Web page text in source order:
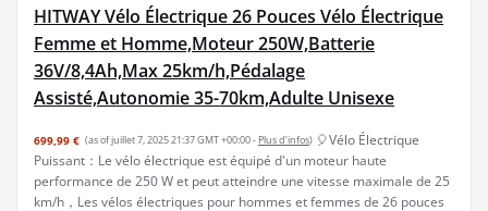
HITWAY Vélo Électrique 26 Pouces Vélo Électrique
Femme et Homme,Moteur 250W,Batterie
36V/8,4Ah,Max 25km/h,Pédalage
Assisté,Autonomie 35-70km,Adulte Unisexe
699,99 € (as of juillet 7, 2025 21:37 GMT +00:00 - Plus d’infos) 🎈Vélo Électrique
Puissant：Le vélo électrique est équipé d'un moteur haute
performance de 250 W et peut atteindre une vitesse maximale de 25
km/h，Les vélos électriques pour hommes et femmes de 26 pouces